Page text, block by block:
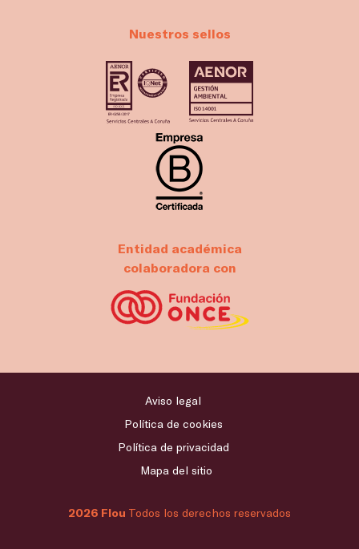
Nuestros sellos
Entidad académica
colaboradora con
2026 Flou Todos los derechos reservados
Aviso legal
Política de cookies
Política de privacidad
Mapa del sitio